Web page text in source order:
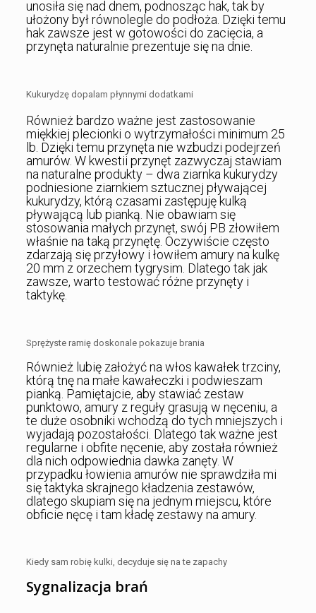
unosiła się nad dnem, podnosząc hak, tak by
ułożony był równolegle do podłoża. Dzięki temu
hak zawsze jest w gotowości do zacięcia, a
przynęta naturalnie prezentuje się na dnie.
Kukurydzę dopalam płynnymi dodatkami
Również bardzo ważne jest zastosowanie
miękkiej plecionki o wytrzymałości minimum 25
lb. Dzięki temu przynęta nie wzbudzi podejrzeń
amurów. W kwestii przynęt zazwyczaj stawiam
na naturalne produkty – dwa ziarnka kukurydzy
podniesione ziarnkiem sztucznej pływającej
kukurydzy, którą czasami zastępuję kulką
pływającą lub pianką. Nie obawiam się
stosowania małych przynęt, swój PB złowiłem
właśnie na taką przynętę. Oczywiście często
zdarzają się przyłowy i łowiłem amury na kulkę
20 mm z orzechem tygrysim. Dlatego tak jak
zawsze, warto testować różne przynęty i
taktykę.
Sprężyste ramię doskonale pokazuje brania
Również lubię założyć na włos kawałek trzciny,
którą tnę na małe kawałeczki i podwieszam
pianką. Pamiętajcie, aby stawiać zestaw
punktowo, amury z reguły grasują w nęceniu, a
te duże osobniki wchodzą do tych mniejszych i
wyjadają pozostałości. Dlatego tak ważne jest
regularne i obfite nęcenie, aby została również
dla nich odpowiednia dawka zanęty. W
przypadku łowienia amurów nie sprawdziła mi
się taktyka skrajnego kładzenia zestawów,
dlatego skupiam się na jednym miejscu, które
obficie nęcę i tam kładę zestawy na amury.
Kiedy sam robię kulki, decyduje się na te zapachy
Sygnalizacja brań